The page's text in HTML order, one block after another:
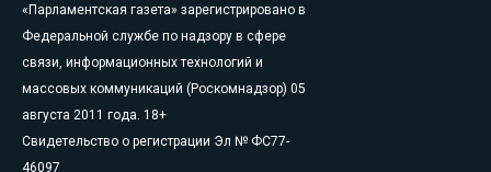
«Парламентская газета» зарегистрировано в
Федеральной службе по надзору в сфере
связи, информационных технологий и
массовых коммуникаций (Роскомнадзор) 05
августа 2011 года. 18+
Свидетельство о регистрации Эл № ФС77-
46097